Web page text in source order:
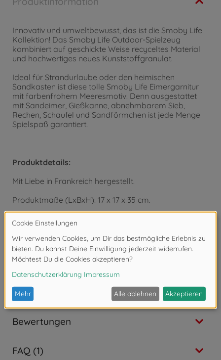
Innovativ und umweltbewusst, das ist die Smoby Life
Kollektion! Das Smoby Life Outdoor-Spielzeug
kombiniert auf geschickte Weise recyceltes Material
und hochwertiges neues Kunststoffgranulat.
Ideal für Strandurlaube oder den heimischen
Sandkasten ist diese tolle Smoby Life Eimergarnitur
mit farbenfrohem Meeresmotiv. Denn ausgestattet
mit Sandeimer, Gießkanne, abnehmbarem Sieb,
Rechen, Schaufel und Sandförmchen ist jede Menge
Spielspaß garantiert.
Produktdetails:
Mit Liebe in Frankreich hergestellt.
Produktmaße (LxBxH): 17 x 17 x 35 cm.
Altersempfehlung: für Kinder ab 18 Monaten.
Bewertungen
FAQ (1)